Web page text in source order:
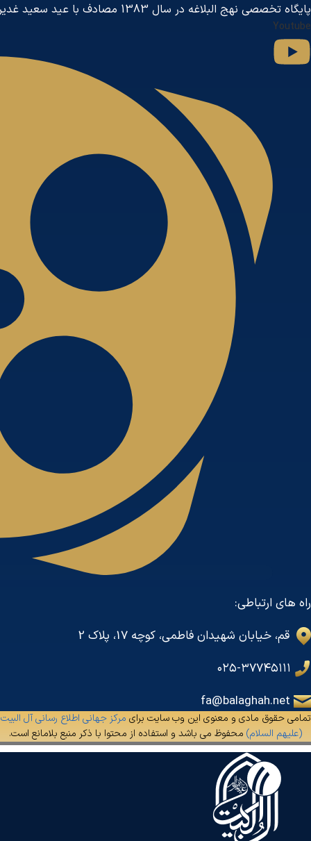
پايگاه تخصصی نهج البلاغه در سال 1383 مصادف با عید سعید غدیر خم توسط مرکز جهانی اطلاع رسانی آل البیت
Youtube
راه های ارتباطی:
قم، خیابان شهیدان فاطمی، کوچه 17، پلاک 2
fa@balaghah.net
تمامی حقوق مادی و معنوی این وب سایت برای مرکز جهانی اطلاع رسانی آل البیت
(علیهم السلام) محفوظ می باشد و استفاده از محتوا با ذکر منبع بلامانع است.